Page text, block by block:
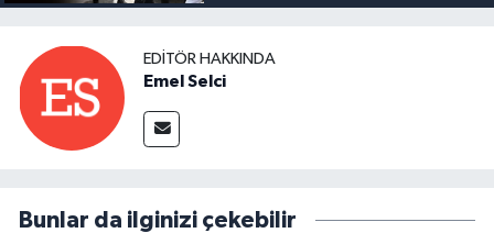
EDITÖR HAKKINDA
Emel Selci
Bunlar da ilginizi çekebilir